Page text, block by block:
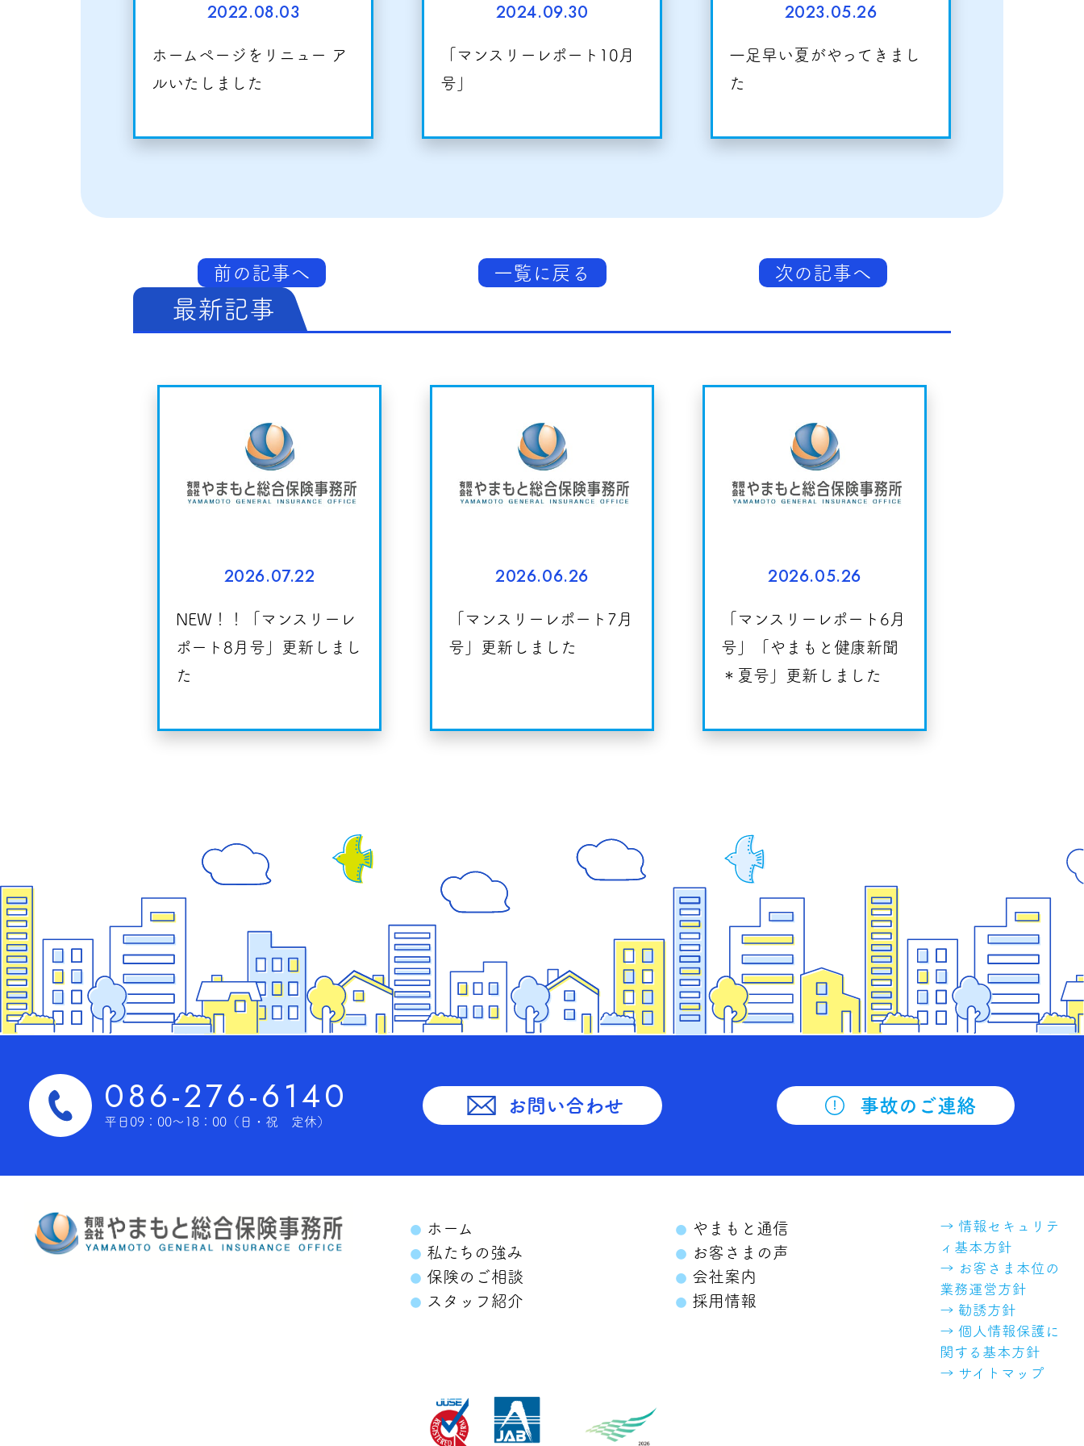
2022.08.03
ホームページをリニュー ア
ルいたしました
2024.09.30
「マンスリーレポート10月
号」
2023.05.26
一足早い夏がやってきまし
た
前の記事へ 一覧に戻る 次の記事へ
最新記事
2026.07.22
NEW！！「マンスリーレ
ポート8月号」更新しまし
た
2026.06.26
「マンスリーレポート7月
号」更新しました
2026.05.26
「マンスリーレポート6月
号」「やまもと健康新聞
＊夏号」更新しました
086-276-6140
平日09：00～18：00 （日・祝 定休）
お問い合わせ 事故のご連絡
ホーム
私たちの強み
保険のご相談
スタッフ紹介
やまもと通信
お客さまの声
会社案内
採用情報
→ 情報セキュリテ
ィ基本方針
→ お客さま本位の
業務運営方針
→ 勧誘方針
→ 個人情報保護に
関する基本方針
→ サイトマップ